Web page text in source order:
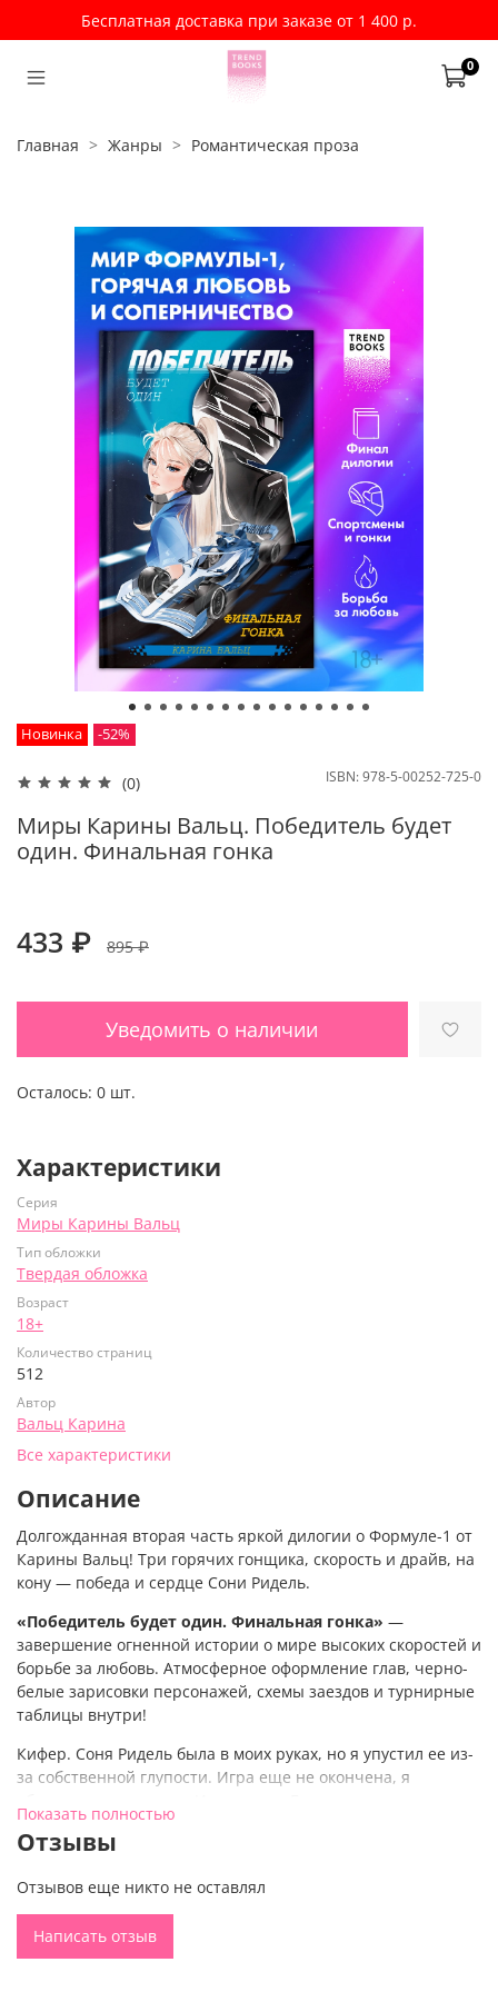
Бесплатная доставка при заказе от 1 400 р.
0
Главная Жанры Романтическая проза
Новинка -52%
(0) ISBN:978-5-00252-725-0
Миры Карины Вальц. Победитель будет
один. Финальная гонка
433 ₽ 895 ₽
Уведомить о наличии
Осталось: 0 шт.
Характеристики
Серия
Миры Карины Вальц
Тип обложки
Твердая обложка
Возраст
18+
Количество страниц
512
Автор
Вальц Карина
Все характеристики
Описание
Долгожданная вторая часть яркой дилогии о Формуле-1 от
Карины Вальц! Три горячих гонщика, скорость и драйв, на
кону — победа и сердце Сони Ридель.
«Победитель будет один. Финальная гонка» —
завершение огненной истории о мире высоких скоростей и
борьбе за любовь. Атмосферное оформление глав, черно-
белые зарисовки персонажей, схемы заездов и турнирные
таблицы внутри!
Кифер. Соня Ридель была в моих руках, но я упустил ее из-
за собственной глупости. Игра еще не окончена, я
Кори. Она наказывает меня молчанием, и меня это
абсолютно не устраивает. Я готов принять только победу. В
Давид. Все рушится, мое чемпионство под угрозой. На
моей стороне лишь Соня Ридель, или мне это только
кажется?
Показать полностью
Отзывы
Отзывов еще никто не оставлял
Написать отзыв